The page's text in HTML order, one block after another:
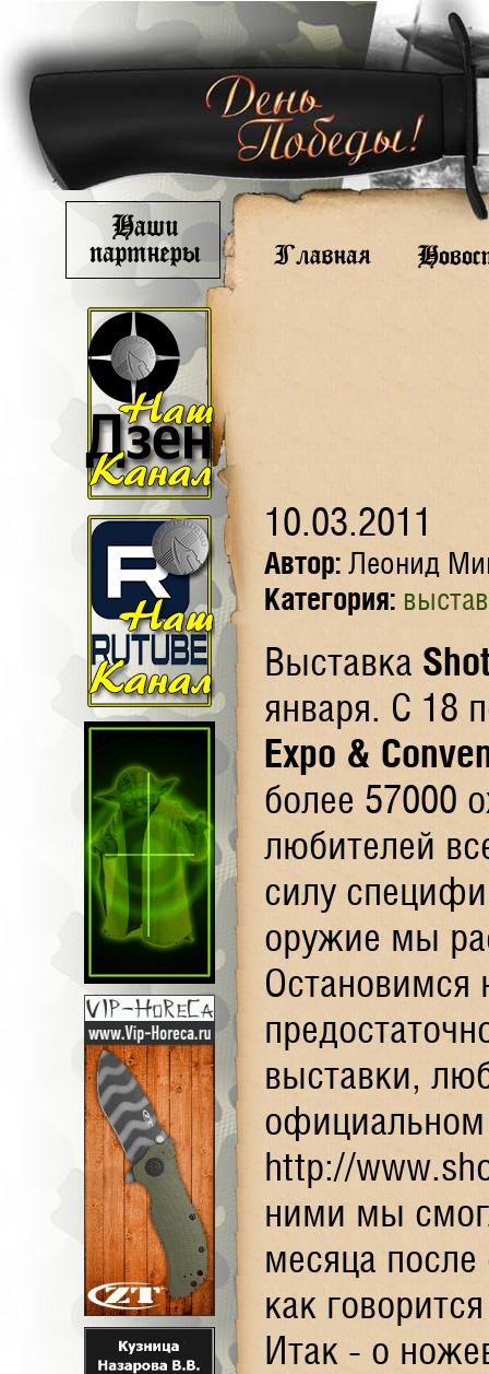
10.03.2011
Автор: Леонид
Категория:
Выставка
января. С 18
Expo &
более 57000
любителей
силу
оружие мы
Остановимся
выставки,
официальном
http://
ними мы
месяца
как
Итак - о